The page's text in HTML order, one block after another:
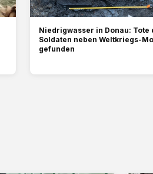
Niedrigwasser in Donau: Tote
Soldaten neben Weltkriegs-
gefunden